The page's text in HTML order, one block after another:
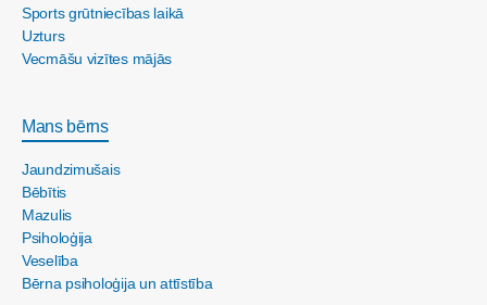
Sports grūtniecības laikā
Uzturs
Vecmāšu vizītes mājās
Mans bērns
Jaundzimušais
Bēbītis
Mazulis
Psiholoģija
Veselība
Bērna psiholoģija un attīstība